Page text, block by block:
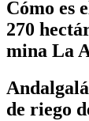
Cómo es
270
mina La
de riego